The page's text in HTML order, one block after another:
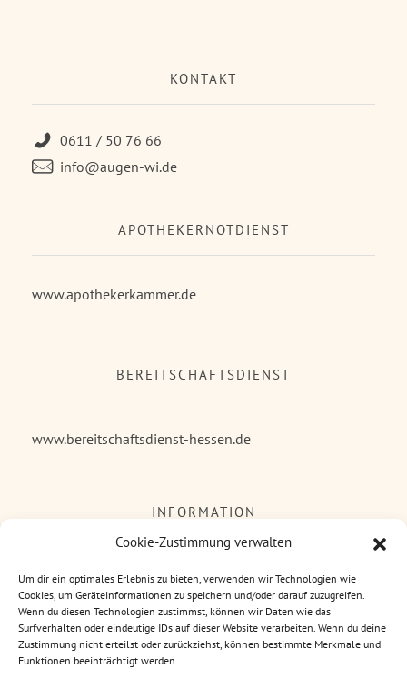
Cookie-Zustimmung verwalten
Um dir ein optimales Erlebnis zu bieten, verwenden wir Technologien wie
Cookies, um Geräteinformationen zu speichern und/oder darauf zuzugreifen.
Wenn du diesen Technologien zustimmst, können wir Daten wie das
Surfverhalten oder eindeutige IDs auf dieser Website verarbeiten. Wenn du deine
Zustimmung nicht erteilst oder zurückziehst, können bestimmte Merkmale und
Funktionen beeinträchtigt werden.
KONTAKT
0611 / 50 76 66
info@augen-wi.de
APOTHEKERNOTDIENST
www.apothekerkammer.de
BEREITSCHAFTSDIENST
www.bereitschaftsdienst-hessen.de
INFORMATION
Impressum
Kontakt
Datenschutzerklärung
Cookie-Richtlinie (EU)